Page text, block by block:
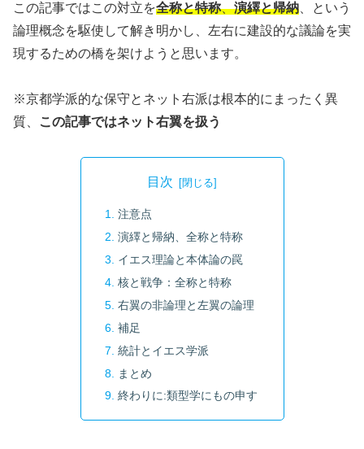
この記事ではこの対立を全称と特称、演繹と帰納 、という
論理概念を駆使して解き明かし、左右に建設的な議論を実
現するための橋を架けようと思います。
※京都学派的な保守とネット右派は根本的にまったく異
質、
この記事ではネット右翼を扱う
目次
注意点
演繹と帰納、全称と特称
イエス理論と本体論の罠
核と戦争：全称と特称
右翼の非論理と左翼の論理
補足
統計とイエス学派
まとめ
終わりに:類型学にもの申す